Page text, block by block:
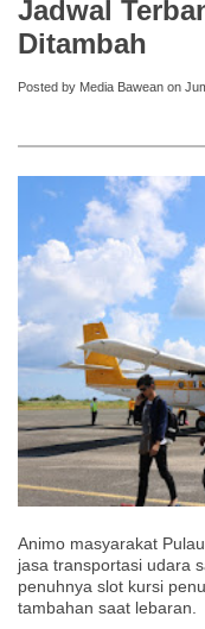
Jadwal
Ditambah
Posted by Media Bawean on
Animo masyarakat
jasa transportasi udara
penuhnya slot kursi
tambahan saat lebaran.